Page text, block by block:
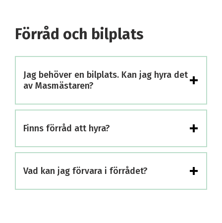
Förråd och bilplats
Jag behöver en bilplats. Kan jag hyra det
av Masmästaren?
+
Finns förråd att hyra? +
Vad kan jag förvara i förrådet? +